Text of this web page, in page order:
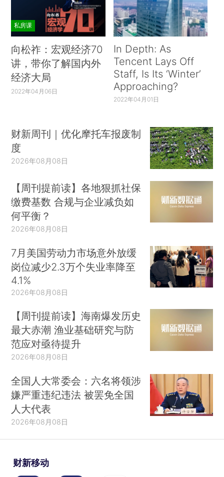
私房课
向松祚：宏观经济70
讲，带你了解国内外
经济大局
2022年04月06日
In Depth: As
Tencent Lays Off
Staff, Is Its ‘Winter’
Approaching?
2022年04月01日
财新周刊｜优化摩托车报废制
度
2026年08月08日
【周刊提前读】各地狠抓社保
缴费基数 合规与企业减负如
何平衡？
2026年08月08日
7月美国劳动力市场意外放缓
岗位减少2.3万个失业率降至
4.1%
2026年08月08日
【周刊提前读】海南爆发历史
最大赤潮 渔业基础研究与防
范应对亟待提升
2026年08月08日
全国人大常委会：六名将领涉
嫌严重违纪违法 被罢免全国
人大代表
2026年08月08日
财新移动